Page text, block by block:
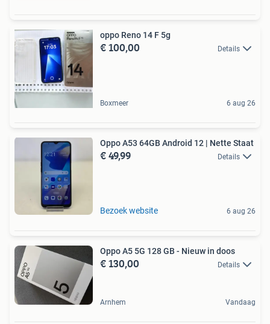
oppo Reno 14 F 5g
€ 100,00 Details
Boxmeer 6 aug 26
Oppo A53 64GB Android 12 | Nette Staat
€ 49,99 Details
Bezoek website 6 aug 26
Oppo A5 5G 128 GB - Nieuw in doos
€ 130,00 Details
Arnhem Vandaag